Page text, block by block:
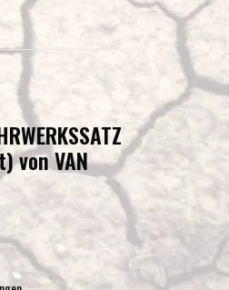
Suchergebnis
gelangen.
Benutzer
Touchgeräten
können
Touch-
verwenden.
von VAN